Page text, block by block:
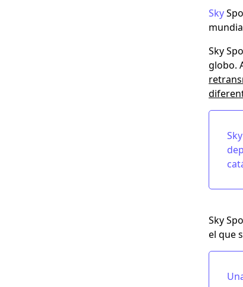
Sky
Sky
globo.
Sky
el que